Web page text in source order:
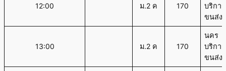
12:00 ม.2 ค 170
บริการ
ขนส่ง
13:00 ม.2 ค 170
นคร
บริการ
ขนส่ง